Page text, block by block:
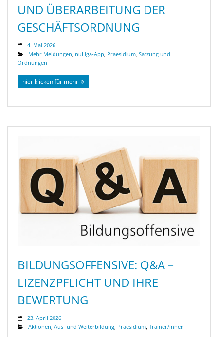
UND ÜBERARBEITUNG DER
GESCHÄFTSORDNUNG
4. Mai 2026
Mehr Meldungen nuLiga-App Praesidium Satzung und
Ordnungen
hier klicken für mehr
BILDUNGSOFFENSIVE: Q&A –
LIZENZPFLICHT UND IHRE
BEWERTUNG
23. April 2026
Aktionen Aus- und Weiterbildung Praesidium Trainer/innen